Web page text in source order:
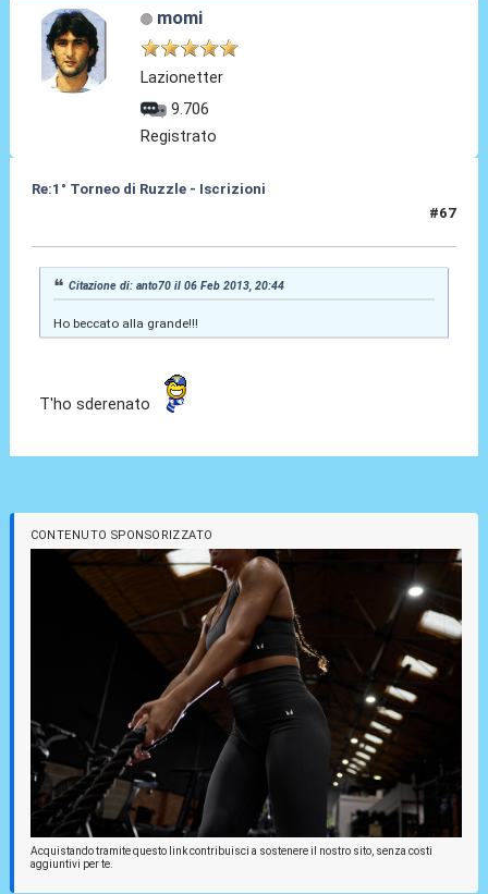
momi
Lazionetter
9.706
Registrato
Re:1° Torneo di Ruzzle - Iscrizioni
#67
Citazione di: anto70 il 06 Feb 2013, 20:44
Ho beccato alla grande!!!
T'ho sderenato
CONTENUTO SPONSORIZZATO
Acquistando tramite questo link contribuisci a sostenere il nostro sito, senza costi
aggiuntivi per te.